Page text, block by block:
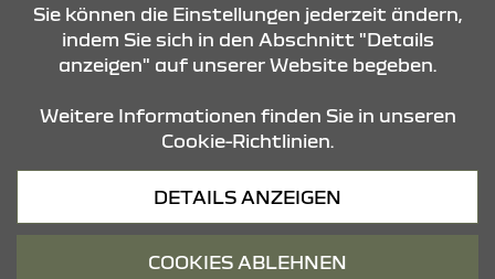
STANDORTE
Datenschutz
Sie können die Einstellungen jederzeit ändern,
indem Sie sich in den Abschnitt "Details
anzeigen" auf unserer Website begeben.
Weitere Informationen finden Sie in unseren
Cookie-Richtlinien.
DETAILS ANZEIGEN
COOKIES ABLEHNEN